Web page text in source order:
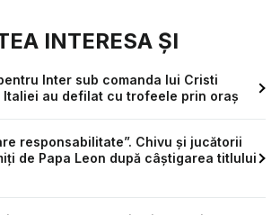
INTERESA ȘI
Inter sub comanda lui Cristi
Italiei au defilat cu trofeele prin oraș
responsabilitate”. Chivu și jucătorii
de Papa Leon după câștigarea titlului